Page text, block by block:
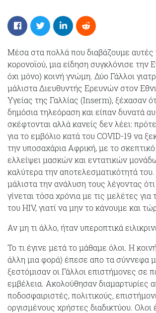
Μέσα στα πολλά που διαβάζουμε αυτές
κορονοϊού, μια είδηση συγκλόνισε την
όχι μόνο) κοινή γνώμη. Δύο Γάλλοι
μάλιστα Διευθυντής Ερευνών στον
Υγείας της Γαλλίας (Inserm), ξέχασαν
δημόσια τηλεόραση και είπαν δυνατά
σκέφτονται αλλά κανείς δεν λέει:
για το εμβόλιο κατά του COVID-19 να
την υποσαχάρια Αφρική, με το σκεπτικό
ελλείψει μασκών και εντατικών
καλύτερα την αποτελεσματικότητά
μάλιστα την ανάλυση τους λέγοντας
γίνεται τόσα χρόνια με τις μελέτες για
του HIV, γιατί να μην το κάνουμε και
Αν μη τι άλλο, ήταν υπεροπτικά
Το τι έγινε μετά το μάθαμε όλοι. Η
άλλη μια φορά) έπεσε απο τα σύννεφα
ξεστόμισαν οι Γάλλοι επιστήμονες σε
εμβέλεια. Ακολούθησαν διαμαρτυρίες
ποδοσφαιριστές, πολιτικούς,
οργισμένους χρήστες διαδικτύου.